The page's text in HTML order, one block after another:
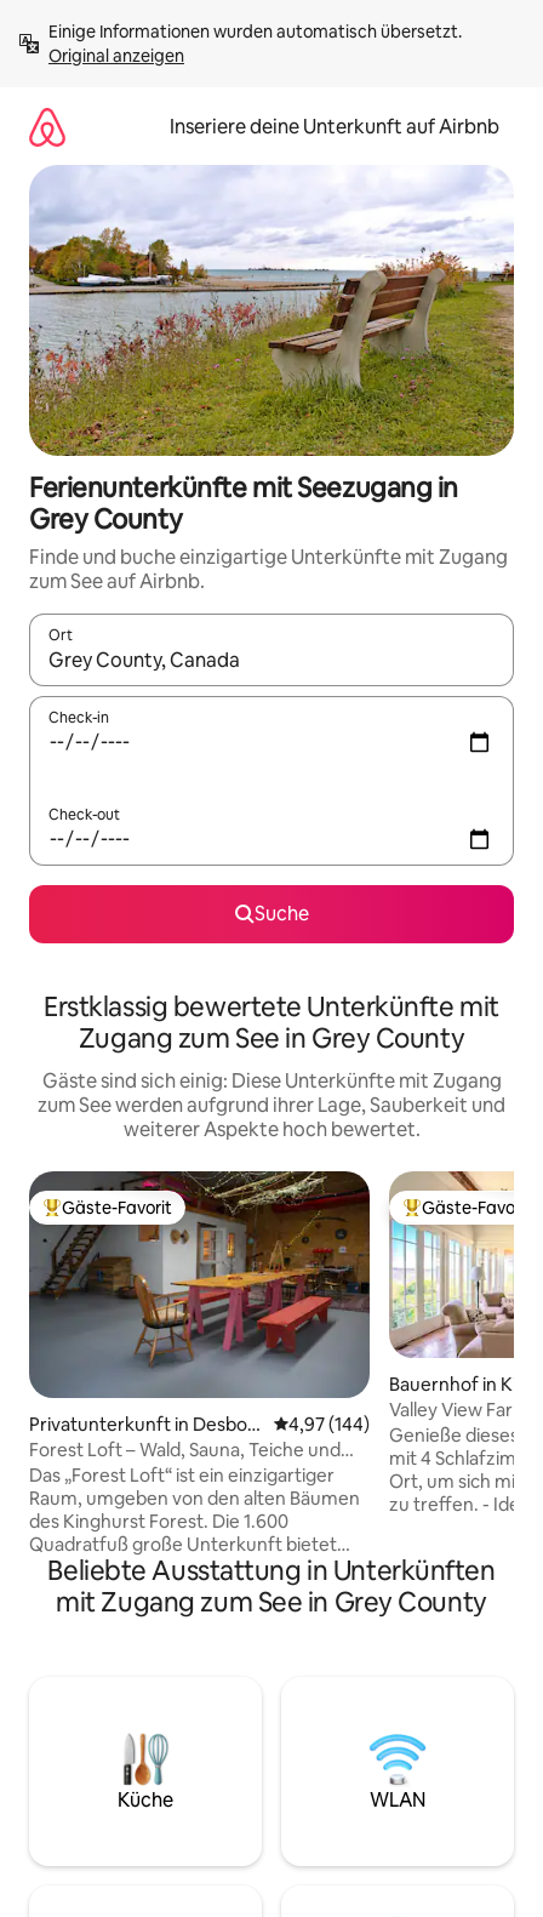
Inhalten
springenOriginal anzeigen
Inseriere deine Unterkunft auf Airbnb
Ferienunterkünfte mit Seezugang in
Grey County
Finde und buche einzigartige Unterkünfte mit Zugang
zum See auf Airbnb.
Ort
Wenn Ergebnisse verfügbar sind, navigiere mit den
Check-in
Check-out
Suche
Erstklassig bewertete Unterkünfte mit
Zugang zum See in Grey County
Gäste sind sich einig: Diese Unterkünfte mit Zugang
zum See werden aufgrund ihrer Lage, Sauberkeit und
weiterer Aspekte hoch bewertet.
Beliebter Gäste-Favorit.
Gäste-Favorit
Privatunterkunft in Desbor
o
Durchschnittliche Bewertung:
4,97 (144)
Forest Loft – Wald, Sauna, Teiche und
Sternenbeobachtung
Das „Forest Loft“ ist ein einzigartiger
Raum, umgeben von den alten Bäumen
des Kinghurst Forest. Die 1.600
Quadratfuß große Unterkunft bietet
Platz für bis zu vier Personen und
verfügt über zwei Queensize-Betten
und Bettwäsche, einen riesigen Ernte-
in der Tür, eine Hängematte, einen
Picknicktisch, einen Grill in
handelsüblicher Qualität, einen
Feuerring und Zugang zu zwei schönen,
ist auf Anfrage verfügbar.
Beliebter Gäste-
Gäste-Favorit
Bauernhof in
Valley View Farm
Haustiere,
Genieße dieses
mit 4
Ort, um sich mit
zu treffen. - Ideale Lage, um
Zentralheizung
Genieße die
das Beaver
mit Dock &
Lebensmitteln
Autominuten von
entfernt. -
Beliebte Ausstattung in Unterkünften
mit Zugang zum See in Grey County
Küche WLAN